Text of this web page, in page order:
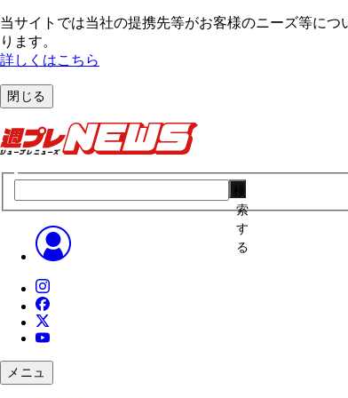
当サイトでは当社の提携先等がお客様のニーズ等に
ります。
詳しくはこちら
閉じる
索
す
る
メニュ